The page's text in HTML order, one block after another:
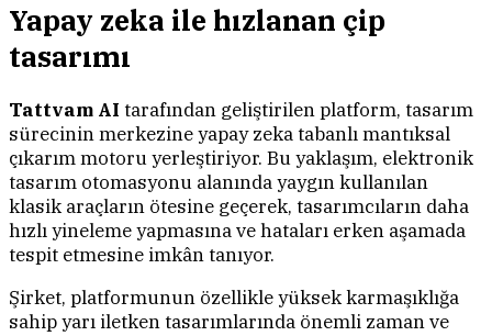
Yapay zeka ile hızlanan çip
tasarımı
Tattvam AI tarafından geliştirilen platform, tasarım
sürecinin merkezine yapay zeka tabanlı mantıksal
çıkarım motoru yerleştiriyor. Bu yaklaşım, elektronik
tasarım otomasyonu alanında yaygın kullanılan
klasik araçların ötesine geçerek, tasarımcıların daha
hızlı yineleme yapmasına ve hataları erken aşamada
tespit etmesine imkân tanıyor.
Şirket, platformunun özellikle yüksek karmaşıklığa
sahip yarı iletken tasarımlarında önemli zaman ve